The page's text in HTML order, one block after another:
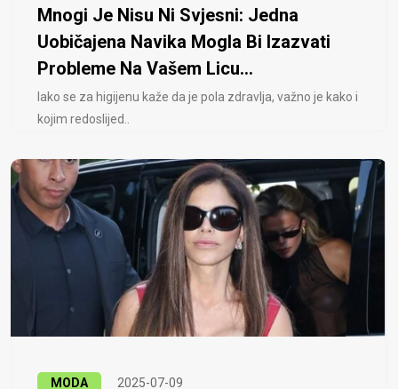
Mnogi Je Nisu Ni Svjesni: Jedna
Uobičajena Navika Mogla Bi Izazvati
Probleme Na Vašem Licu...
Iako se za higijenu kaže da je pola zdravlja, važno je kako i
kojim redoslijed..
MODA 2025-07-09